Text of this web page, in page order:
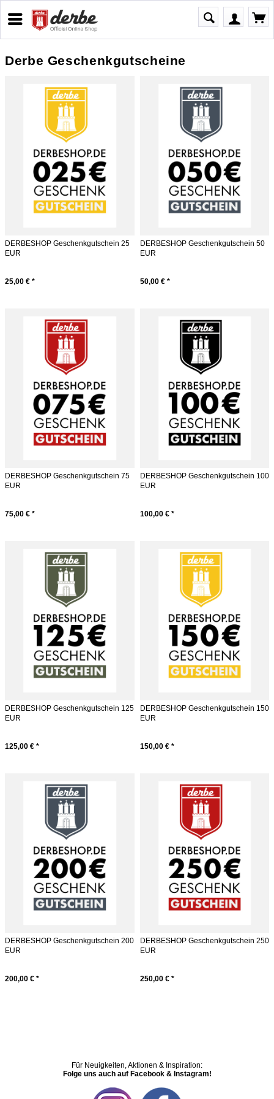
Derbe Geschenkgutscheine
DERBESHOP Geschenkgutschein 25
EUR
25,00 € *
DERBESHOP Geschenkgutschein 50
EUR
50,00 € *
DERBESHOP Geschenkgutschein 75
EUR
75,00 € *
DERBESHOP Geschenkgutschein 100
EUR
100,00 € *
DERBESHOP Geschenkgutschein 125
EUR
125,00 € *
DERBESHOP Geschenkgutschein 150
EUR
150,00 € *
DERBESHOP Geschenkgutschein 200
EUR
200,00 € *
DERBESHOP Geschenkgutschein 250
EUR
250,00 € *
Für Neuigkeiten, Aktionen & Inspiration:
Folge uns auch auf Facebook & Instagram!